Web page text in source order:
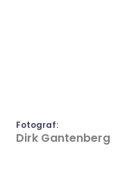
Fotograf:
Dirk Gantenberg